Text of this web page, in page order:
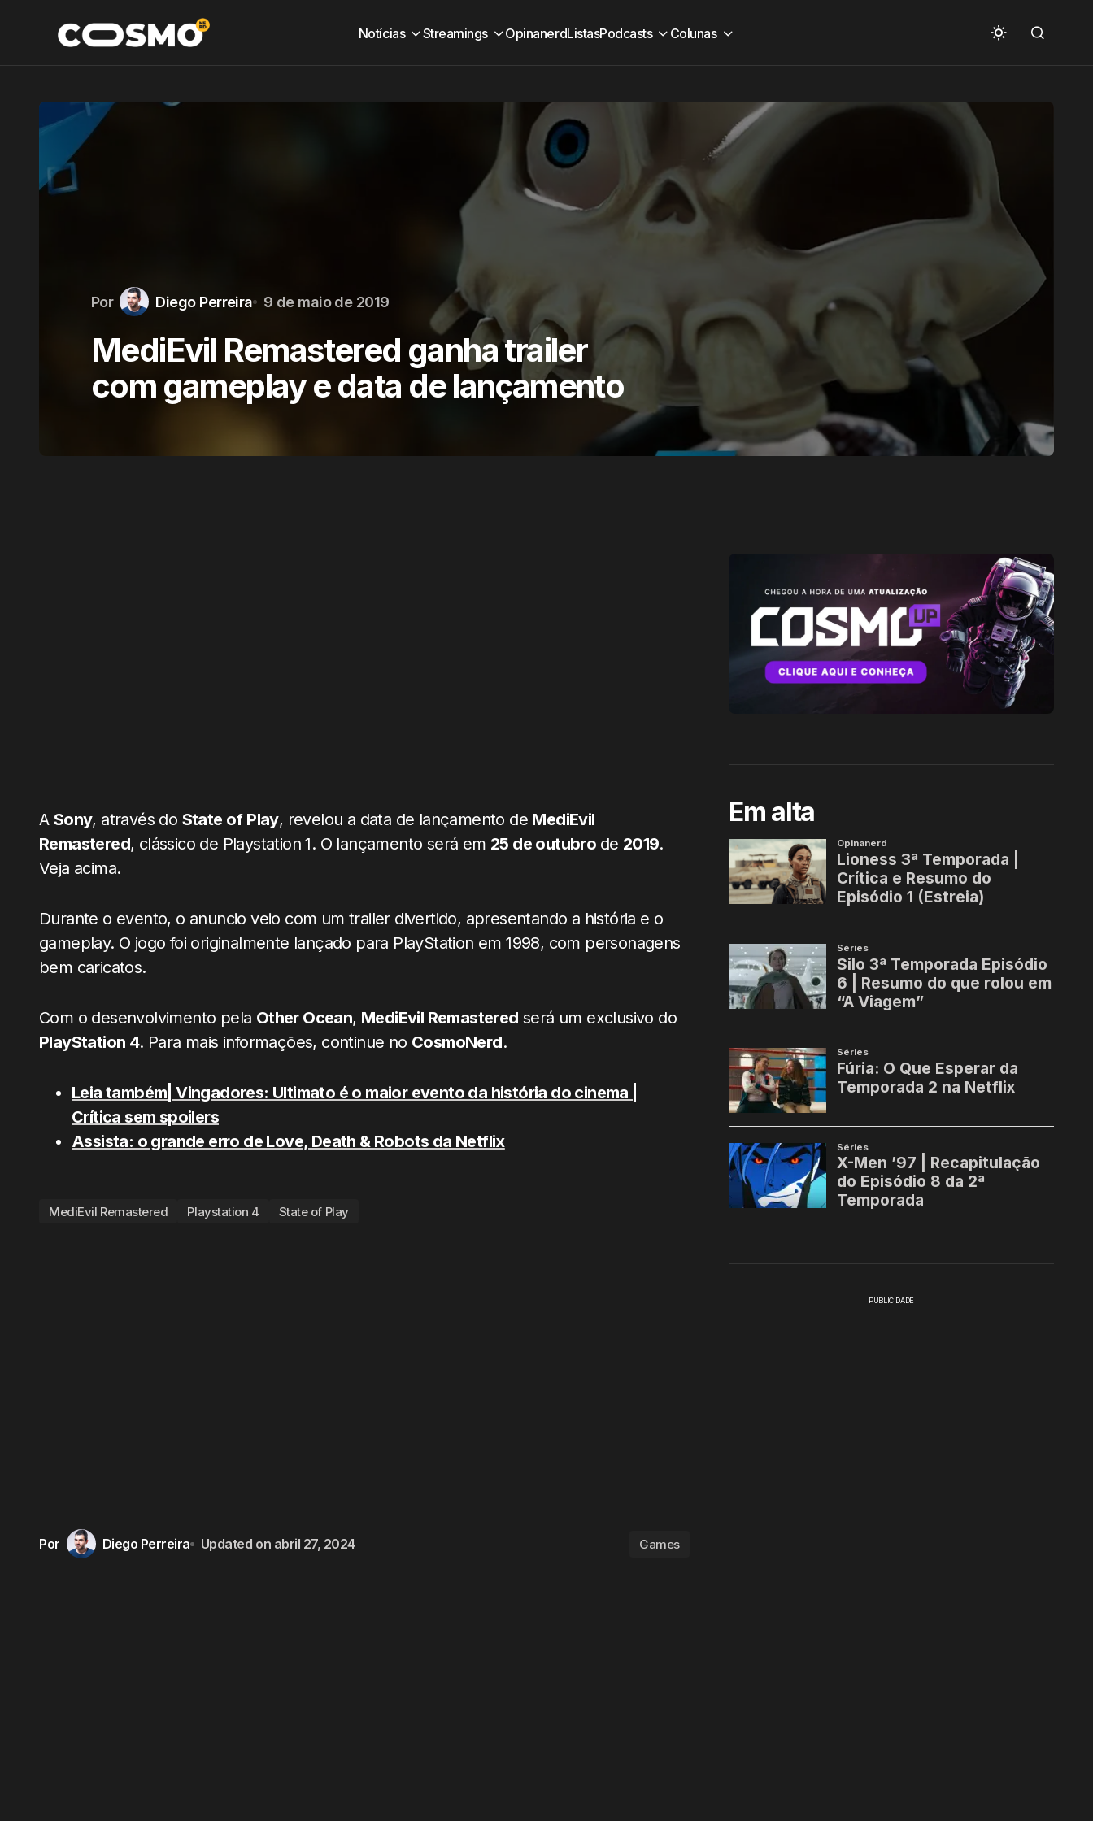
Notícias Streamings OpinanerdListasPodcasts Colunas
Por Diego Perreira 9 de maio de 2019
MediEvil Remastered ganha trailer
com gameplay e data de lançamento
A Sony, através do State of Play, revelou a data de lançamento de MediEvil
Remastered, clássico de Playstation 1. O lançamento será em 25 de outubro de 2019.
Veja acima.
Durante o evento, o anuncio veio com um trailer divertido, apresentando a história e o
gameplay. O jogo foi originalmente lançado para PlayStation em 1998, com personagens
bem caricatos.
Com o desenvolvimento pela Other Ocean, MediEvil Remastered será um exclusivo do
PlayStation 4. Para mais informações, continue no CosmoNerd.
Leia também| Vingadores: Ultimato é o maior evento da história do cinema |
Crítica sem spoilers
Assista: o grande erro de Love, Death & Robots da Netflix
MediEvil Remastered Playstation 4 State of Play
Por Diego Perreira Updated on abril 27, 2024 Games
Em alta
PUBLICIDADE